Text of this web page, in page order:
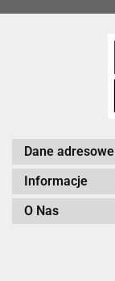
Dane adresowe
Informacje
O Nas